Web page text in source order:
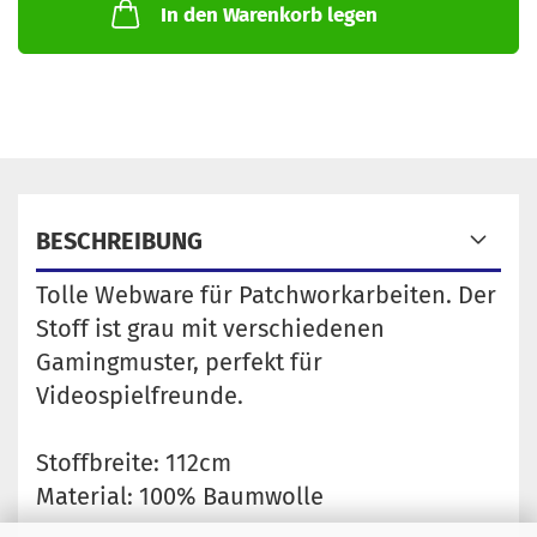
In den Warenkorb legen
BESCHREIBUNG
Tolle Webware für Patchworkarbeiten. Der
Stoff ist grau mit verschiedenen
Gamingmuster, perfekt für
Videospielfreunde.
Stoffbreite: 112cm
Material: 100% Baumwolle